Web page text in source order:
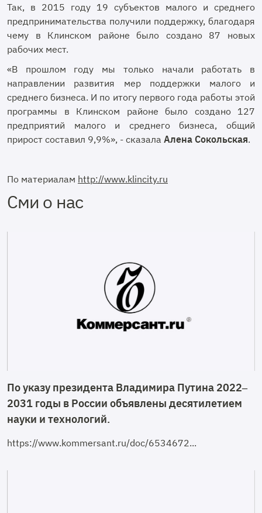
Так, в 2015 году 19 субъектов малого и среднего
предпринимательства получили поддержку, благодаря
чему в Клинском районе было создано 87 новых
рабочих мест.
«В прошлом году мы только начали работать в
направлении развития мер поддержки малого и
среднего бизнеса. И по итогу первого года работы этой
программы в Клинском районе было создано 127
предприятий малого и среднего бизнеса, общий
прирост составил 9,9%», - сказала Алена Сокольская.
По материалам http://www.klincity.ru
Сми о нас
По указу президента Владимира Путина 2022–
2031 годы в России объявлены десятилетием
науки и технологий.
https://www.kommersant.ru/doc/6534672...